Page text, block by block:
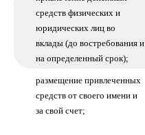
средств физических и
юридических лиц во
вклады (до востребования и
на определенный срок);
размещение привлеченных
средств от своего имени и
за свой счет;